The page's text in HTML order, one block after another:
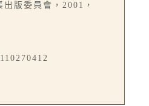
版委員會，2001，